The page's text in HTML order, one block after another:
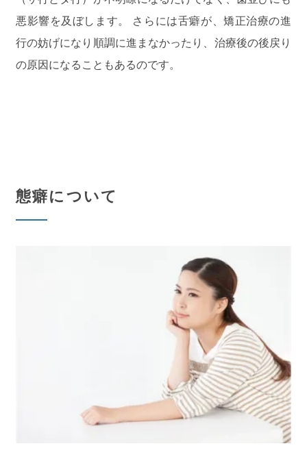
悪影響を及ぼします。 さらには舌癖が、矯正治療の進
行の妨げになり順調に進まなかったり、治療後の後戻り
の原因になることもあるのです。
態癖について